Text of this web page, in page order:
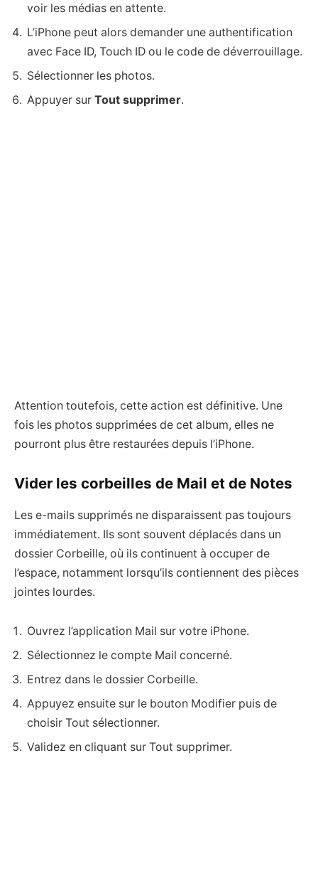
voir les médias en attente.
L’iPhone peut alors demander une authentification
avec Face ID, Touch ID ou le code de déverrouillage.
Sélectionner les photos.
Appuyer sur Tout supprimer.
Attention toutefois, cette action est définitive. Une
fois les photos supprimées de cet album, elles ne
pourront plus être restaurées depuis l’iPhone.
Vider les corbeilles de Mail et de Notes
Les e-mails supprimés ne disparaissent pas toujours
immédiatement. Ils sont souvent déplacés dans un
dossier Corbeille, où ils continuent à occuper de
l’espace, notamment lorsqu’ils contiennent des pièces
jointes lourdes.
Ouvrez l’application Mail sur votre iPhone.
Sélectionnez le compte Mail concerné.
Entrez dans le dossier Corbeille.
Appuyez ensuite sur le bouton Modifier puis de
choisir Tout sélectionner.
Validez en cliquant sur Tout supprimer.